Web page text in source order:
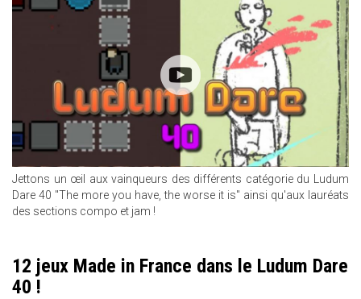
Jettons un œil aux vainqueurs des différents catégorie du Ludum
Dare 40 "The more you have, the worse it is" ainsi qu'aux lauréats
des sections compo et jam !
12 jeux Made in France dans le Ludum Dare
40 !